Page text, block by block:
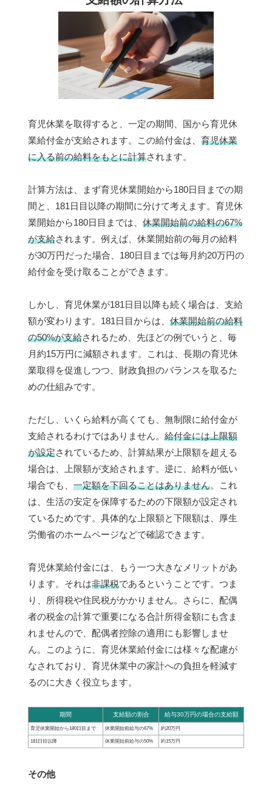
育児休業を取得すると、一定の期間、国から育児休
業給付金が支給されます。この給付金は、 育児休業
に入る前の給料をもとに計算されます。
計算方法は、まず育児休業開始から180日目までの期
間と、181日目以降の期間に分けて考えます。育児休
業開始から180日目までは、 休業開始前の給料の67%
が支給されます。例えば、休業開始前の毎月の給料
が30万円だった場合、180日目までは毎月約20万円の
給付金を受け取ることができます。
しかし、育児休業が181日目以降も続く場合は、支給
額が変わります。181日目からは、 休業開始前の給料
の50%が支給されるため、先ほどの例でいうと、毎
月約15万円に減額されます。これは、長期の育児休
業取得を促進しつつ、財政負担のバランスを取るた
めの仕組みです。
ただし、いくら給料が高くても、無制限に給付金が
支給されるわけではありません。 給付金には上限額
が設定されているため、計算結果が上限額を超える
場合は、上限額が支給されます。逆に、給料が低い
場合でも、 一定額を下回ることはありません。これ
は、生活の安定を保障するための下限額が設定され
ているためです。具体的な上限額と下限額は、厚生
労働省のホームページなどで確認できます。
育児休業給付金には、もう一つ大きなメリットがあ
ります。それは非課税であるということです。つま
り、所得税や住民税がかかりません。さらに、配偶
者の税金の計算で重要になる合計所得金額にも含ま
れませんので、配偶者控除の適用にも影響しませ
ん。このように、育児休業給付金には様々な配慮が
なされており、育児休業中の家計への負担を軽減す
るのに大きく役立ちます。
期間 支給額の割合 給与30万円の場合の支給額
育児休業開始から180日目まで 休業開始前給与の67% 約20万円
181日目以降 休業開始前給与の50% 約15万円
その他